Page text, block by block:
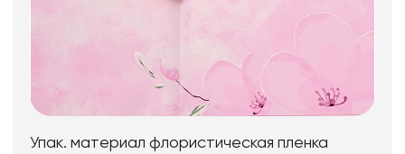
Упак. материал флористическая пленка